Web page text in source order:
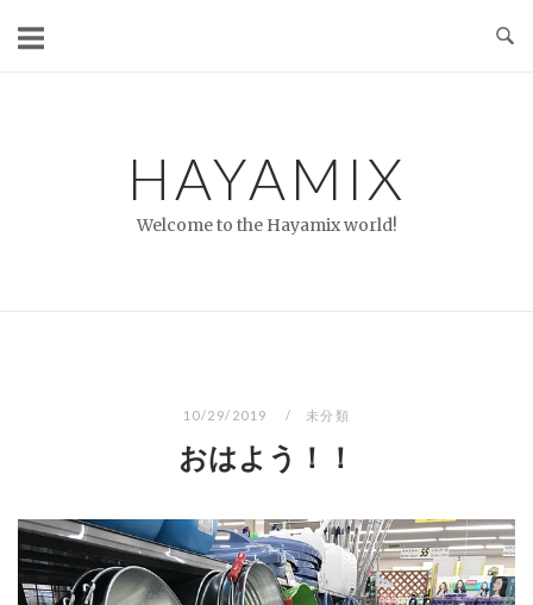
HAYAMIX
Welcome to the Hayamix world!
10/29/2019 未分類
おはよう！！